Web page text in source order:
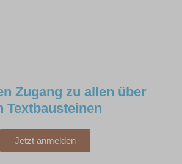
Zugang zu allen über
Textbausteinen
Jetzt anmelden